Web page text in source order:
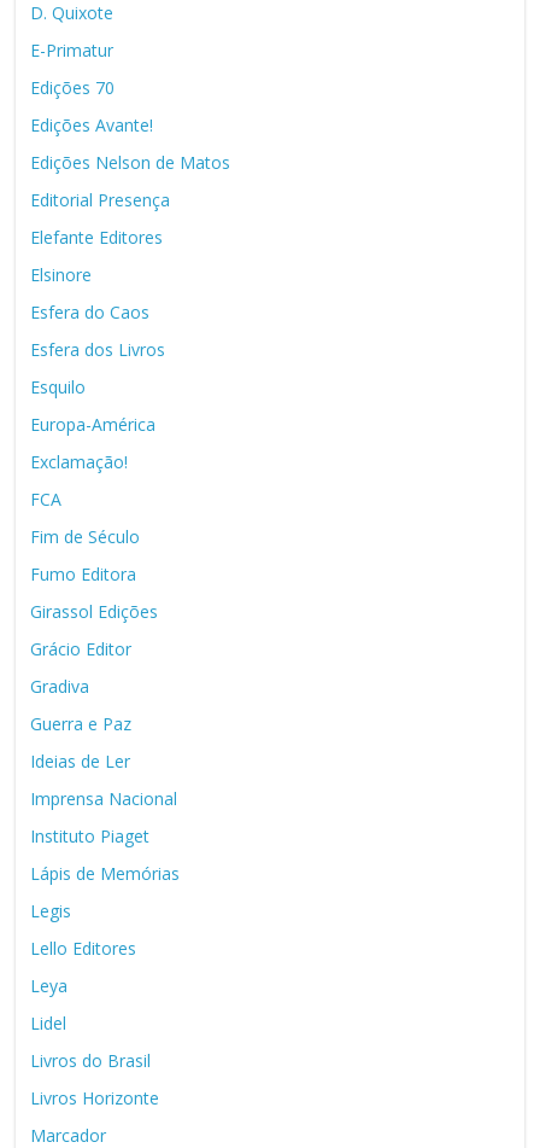
D. Quixote
E-Primatur
Edições 70
Edições Avante!
Edições Nelson de Matos
Editorial Presença
Elefante Editores
Elsinore
Esfera do Caos
Esfera dos Livros
Esquilo
Europa-América
Exclamação!
FCA
Fim de Século
Fumo Editora
Girassol Edições
Grácio Editor
Gradiva
Guerra e Paz
Ideias de Ler
Imprensa Nacional
Instituto Piaget
Lápis de Memórias
Legis
Lello Editores
Leya
Lidel
Livros do Brasil
Livros Horizonte
Marcador